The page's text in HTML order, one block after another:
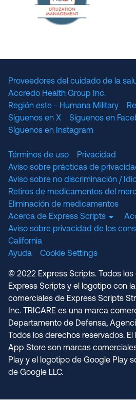
Proveedores del cuidado de la
Accredo Health Group Inc.
Región este - Humana Military
Síguenos en X
Síguenos en
Síguenos en Instagram
Términos de uso
Privacidad
Aviso sobre prácticas de
Aviso sobre no discriminación /
Retiros de medicamentos del
Eliminación de medicamentos
Acerca de Express Scripts
Aviso sobre privacidad de los
California
Ayuda
Cookie Settings
© 2022 Express Scripts. Todos
Express Scripts y el logotipo con
comerciales de Express Scripts
Inc. TRICARE es una marca
Departamento de Defensa,
Todos los derechos reservados.
App Store son marcas
Play y el logotipo de Google Play
de Google LLC.